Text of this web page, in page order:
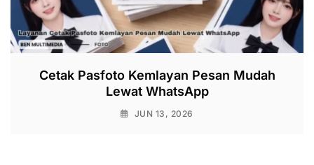
Cetak Pasfoto Kemlayan Pesan Mudah
Lewat WhatsApp
JUN 13, 2026